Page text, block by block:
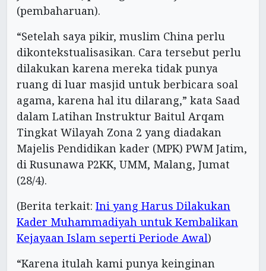
(pembaharuan).
“Setelah saya pikir, muslim China perlu
dikontekstualisasikan. Cara tersebut perlu
dilakukan karena mereka tidak punya
ruang di luar masjid untuk berbicara soal
agama, karena hal itu dilarang,” kata Saad
dalam Latihan Instruktur Baitul Arqam
Tingkat Wilayah Zona 2 yang diadakan
Majelis Pendidikan kader (MPK) PWM Jatim,
di Rusunawa P2KK, UMM, Malang, Jumat
(28/4).
(Berita terkait: Ini yang Harus Dilakukan
Kader Muhammadiyah untuk Kembalikan
Kejayaan Islam seperti Periode Awal)
“Karena itulah kami punya keinginan